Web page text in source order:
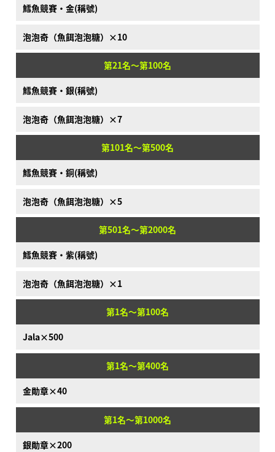
鱈魚競賽·金(稱號)
泡泡奇（魚餌泡泡糖）×10
第21名～第100名
鱈魚競賽·銀(稱號)
泡泡奇（魚餌泡泡糖）×7
第101名～第500名
鱈魚競賽·銅(稱號)
泡泡奇（魚餌泡泡糖）×5
第501名～第2000名
鱈魚競賽·紫(稱號)
泡泡奇（魚餌泡泡糖）×1
第1名～第100名
Jala×500
第1名～第400名
金勛章×40
第1名～第1000名
銀勛章×200